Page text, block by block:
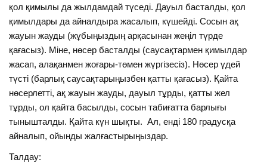
қол қимылы да жылдамдай түседі. Дауыл басталды, қол
қимылдары да айналдыра жасалып, күшейді. Сосын ақ
жауын жауды (жұбыңыздың арқасынан жеңіл түрде
қағасыз). Міне, нөсер басталды (саусақтармен қимылдар
жасап, алақанмен жоғары-төмен жүргізесіз). Нөсер үдей
түсті (барлық саусақтарыңызбен қатты қағасыз). Қайта
нөсерлетті, ақ жауын жауды, дауыл тұрды, қатты жел
тұрды, ол қайта басылды, сосын табиғатта барлығы
тынышталды. Қайта күн шықты. Ал, енді 180 градусқа
айналып, ойынды жалғастырыңыздар.
Талдау: